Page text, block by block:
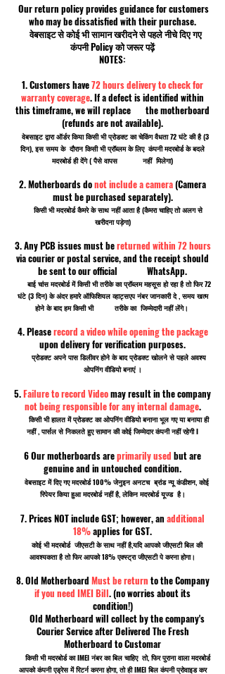
Our return policy provides guidance for customers
who may be dissatisfied with their purchase.
वेबसाइट से कोई भी सामान खरीदने से पहले नीचे दिए गए
कंपनी Policy को जरूर पढ़ें
NOTES:
1. Customers have72 hours delivery to check for
warranty coverage. If a defect is identified within
this timeframe, we will replace the motherboard
(refunds are not available).
वेबसाइट द्वारा ऑर्डर किया किसी भी प्रोडक्ट का चेकिंग वैधता 72 घंटे की है (3
दिन), इस समय के दौरान किसी भी प्रॉब्लम के लिए कंपनी मदरबोर्ड के बदले
मदरबोर्ड ही देंगे ( पैसे वापस नहीं मिलेगा)
2. Motherboards donot include a camera(Camera
must be purchased separately).
किसी भी मदरबोर्ड कैमरे के साथ नहीं आता है (कैमरा चाहिए तो अलग से
खरीदना पड़ेगा)
3. Any PCB issues must bereturned within 72 hours
via courier or postal service, and the receipt should
be sent to our official WhatsApp.
बाई चांस मदरबोर्ड में किसी भी तरीके का प्रॉब्लम महसूस हो रहा है तो फिर 72
घंटे (3 दिन) के अंदर हमारे ऑफिशियल व्हाट्सएप नंबर जानकारी दे , समय खत्म
होने के बाद हम किसी भी तरीके का जिम्मेदारी नहीं लेंगे।
4. Pleaserecord a video while opening the package
upon delivery for verification purposes.
प्रोडक्ट अपने पास डिलीवर होने के बाद प्रोडक्ट खोलने से पहले अवश्य
ओपनिंग वीडियो बनाएं ।
5.Failure to record Videomay result in the company
not being responsible for any internal damage.
किसी भी हालत में प्रोडक्ट का ओपनिंग वीडियो बनाना भूल गए या बनाया ही
नहीं , पार्सल से निकलते हुए सामान की कोई जिम्मेदार कंपनी नहीं रहेगी I
6 Our motherboards areprimarily used but are
genuine and in untouched condition.
वेबसाइट में दिए गए मदरबोर्ड 100% जेनुइन अनटच ब्रांड न्यू कंडीशन, कोई
रिपेयर किया हुआ मदरबोर्ड नहीं है, लेकिन मदरबोर्ड यूज्ड है।
7. Prices NOT include GST; however, an additional
18%applies for GST.
कोई भी मदरबोर्ड जीएसटी के साथ नहीं है,यदि आपको जीएसटी बिल की
आवश्यकता है तो फिर आपको 18% एक्स्ट्रा जीएसटी पे करना होगा।
8. Old Motherboard Must be return to the Company
if you need IMEI Bill. (no worries about its
condition!)
Old Motherboard will collect by the company's
Courier Service after Delivered The Fresh
Motherboard to Customar
किसी भी मदरबोर्ड का IMEI नंबर का बिल चाहिए तो, फिर पुराना वाला मदरबोर्ड
आपको कंपनी एड्रेस में रिटर्न करना होगा, तो ही IMEI बिल कंपनी प्रोवाइड कर